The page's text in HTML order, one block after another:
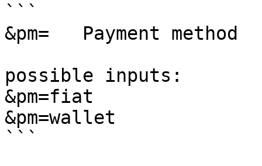
```
&pm=   Payment method
possible inputs:
&pm=fiat
&pm=wallet
```